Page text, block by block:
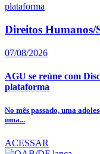
Direitos Humanos/
07/08/2026
AGU se reúne com
plataforma
No mês passado, uma
uma...
ACESSAR